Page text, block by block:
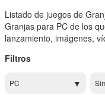
Listado de juegos de
Granjas para PC de los
lanzamiento, imágenes,
Filtros
PC